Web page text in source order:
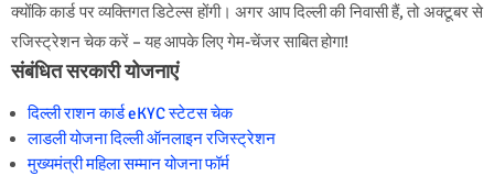
क्योंकि कार्ड पर व्यक्तिगत डिटेल्स होंगी। अगर आप दिल्ली की निवासी हैं, तो अक्टूबर से
रजिस्ट्रेशन चेक करें – यह आपके लिए गेम-चेंजर साबित होगा!
संबंधित सरकारी योजनाएं
दिल्ली राशन कार्ड eKYC स्टेटस चेक
लाडली योजना दिल्ली ऑनलाइन रजिस्ट्रेशन
मुख्यमंत्री महिला सम्मान योजना फॉर्म